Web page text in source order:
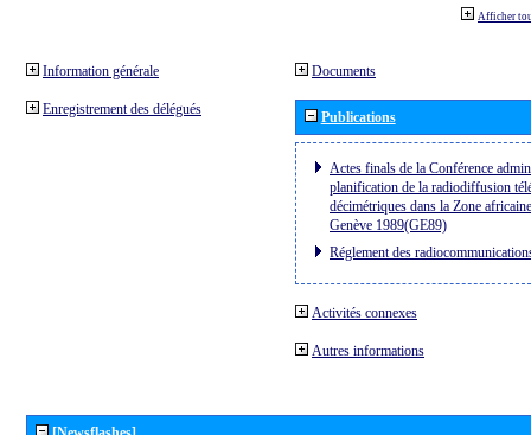
Afficher
Information générale
Enregistrement des délégués
Documents
Publications
Actes finals de la Conférence
planification de la radiodiffusion
décimétriques dans la Zone
Genève 1989(GE89)
Réglement des
Activités connexes
Autres informations